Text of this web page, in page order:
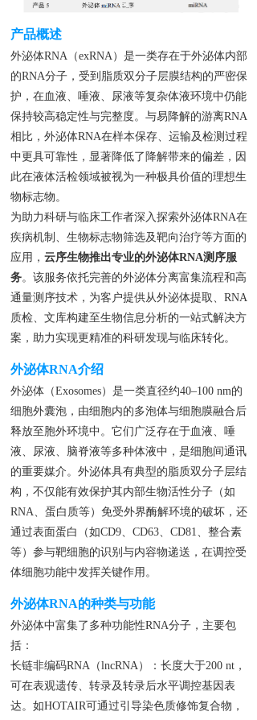
产品概述
外泌体RNA（exRNA）是一类存在于外泌体内部
的RNA分子，受到脂质双分子层膜结构的严密保
护，在血液、唾液、尿液等复杂体液环境中仍能
保持较高稳定性与完整度。与易降解的游离RNA
相比，外泌体RNA在样本保存、运输及检测过程
中更具可靠性，显著降低了降解带来的偏差，因
此在液体活检领域被视为一种极具价值的理想生
物标志物。
为助力科研与临床工作者深入探索外泌体RNA在
疾病机制、生物标志物筛选及靶向治疗等方面的
应用， 云序生物推出专业的外泌体RNA测序服
务。该服务依托完善的外泌体分离富集流程和高
通量测序技术，为客户提供从外泌体提取、RNA
质检、文库构建至生物信息分析的一站式解决方
案，助力实现更精准的科研发现与临床转化。
外泌体RNA介绍
外泌体（Exosomes）是一类直径约40–100 nm的
细胞外囊泡，由细胞内的多泡体与细胞膜融合后
释放至胞外环境中。它们广泛存在于血液、唾
液、尿液、脑脊液等多种体液中，是细胞间通讯
的重要媒介。外泌体具有典型的脂质双分子层结
构，不仅能有效保护其内部生物活性分子（如
RNA、蛋白质等）免受外界酶解环境的破坏，还
通过表面蛋白（如CD9、CD63、CD81、整合素
等）参与靶细胞的识别与内容物递送，在调控受
体细胞功能中发挥关键作用。
外泌体RNA的种类与功能
外泌体中富集了多种功能性RNA分子，主要包
括：
长链非编码RNA（lncRNA）：长度大于200 nt，
可在表观遗传、转录及转录后水平调控基因表
达。如HOTAIR可通过引导染色质修饰复合物，